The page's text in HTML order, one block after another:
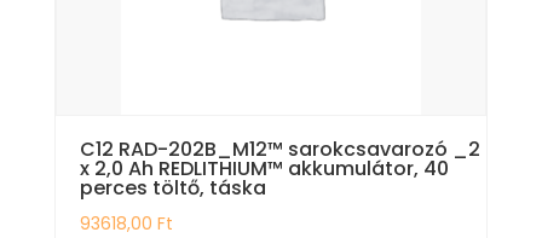
C12 RAD-202B_M12™ sarokcsavarozó _2
x 2,0 Ah REDLITHIUM™ akkumulátor, 40
perces töltő, táska
93618,00 Ft